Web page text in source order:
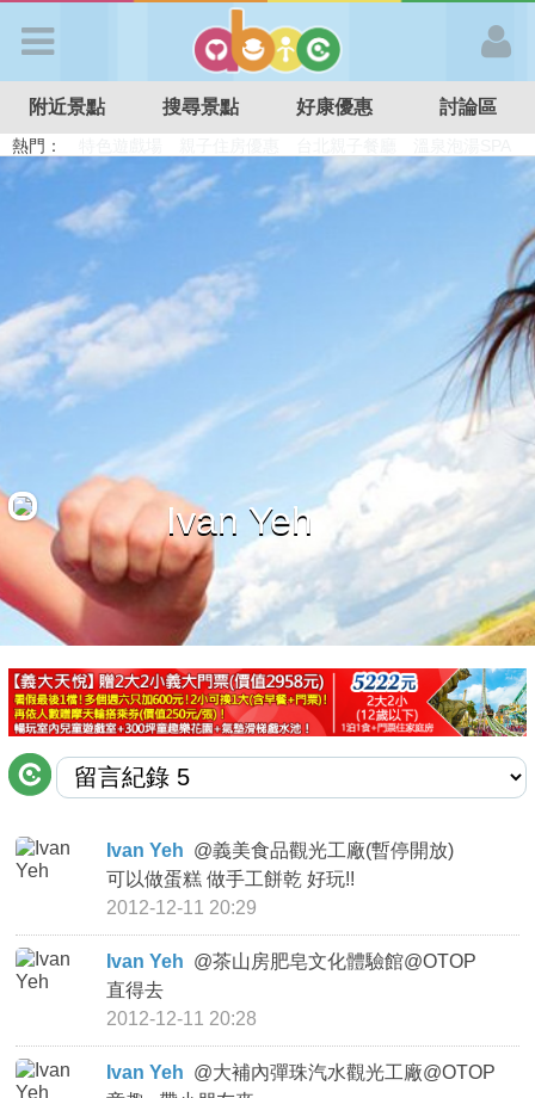
APP登入
首 頁
搜尋景點
好康優惠
最新留言
商家合作
推薦景點
討論區
聯絡我們
APP下載
附近景點 搜尋景點 好康優惠 討論區
熱門：
特色遊戲場
親子住房優惠 台北親子餐廳 溫泉泡湯SPA
Ivan Yeh
Ivan Yeh @義美食品觀光工廠(暫停開放)
可以做蛋糕 做手工餅乾 好玩!!
2012-12-11 20:29
Ivan Yeh @茶山房肥皂文化體驗館@OTOP
直得去
2012-12-11 20:28
Ivan Yeh @大補內彈珠汽水觀光工廠@OTOP